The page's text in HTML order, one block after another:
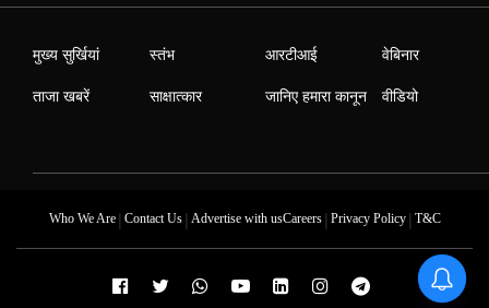
मुख्य सुर्खियां
ताजा खबरें
स्तंभ
साक्षात्कार
आरटीआई
जानिए हमारा कानून
वेबिनार
वीडियो
Who We Are| Contact Us| Advertise with usCareers| Privacy Policy| T&C